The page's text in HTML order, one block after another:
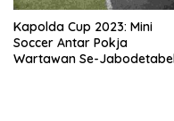
Kapolda Cup 2023: Mini
Soccer Antar Pokja
Wartawan Se-